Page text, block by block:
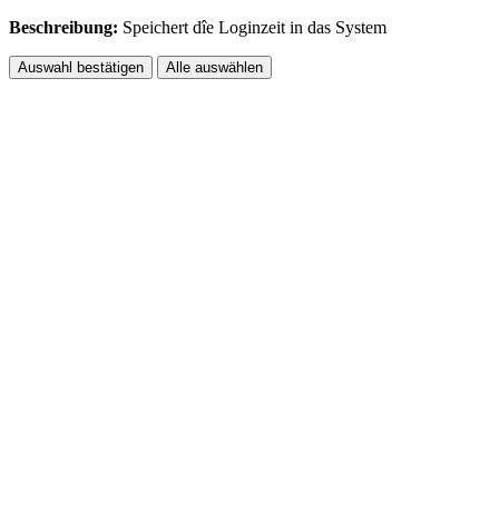
Beschreibung: Speichert dîe Loginzeit in das System
Auswahl bestätigen Alle auswählen